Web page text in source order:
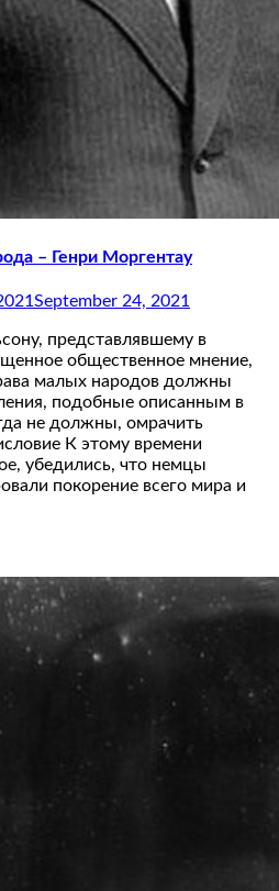
– Генри Моргентау
September 24, 2021
представлявшему в
общественное мнение,
малых народов должны
подобные описанным в
не должны, омрачить
К этому времени
убедились, что немцы
покорение всего мира и